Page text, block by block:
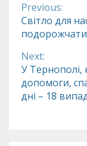
Reading
Previous:
Світло для
подорожчати
Next:
У Тернополі,
допомоги,
дні – 18